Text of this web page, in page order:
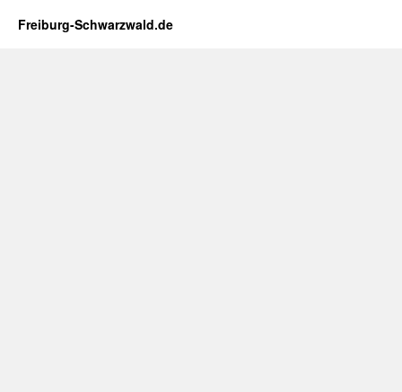
Freiburg-Schwarzwald.de